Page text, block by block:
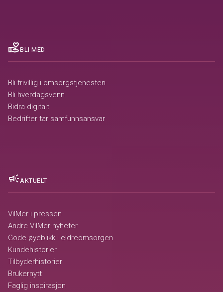
volunteer_activismBLI MED
Bli frivillig i omsorgstjenesten
Bli hverdagsvenn
Bidra digitalt
Bedrifter tar samfunnsansvar
campaign AKTUELT
VilMer i pressen
Andre VilMer-nyheter
Gode øyeblikk i eldreomsorgen
Kundehistorier
Tilbyderhistorier
Brukernytt
Faglig inspirasjon